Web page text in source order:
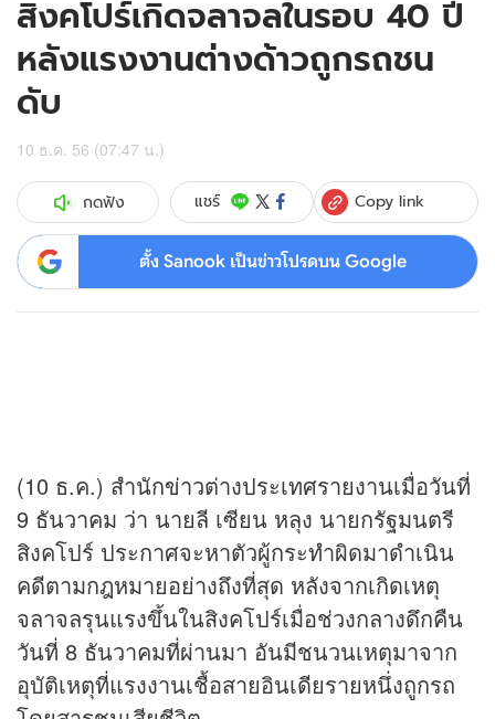
สิงคโปร์เกิดจลาจลในรอบ 40 ปี
หลังแรงงานต่างด้าวถูกรถชน
ดับ
10 ธ.ค. 56 (07:47 น.)
กดฟัง แชร์ Copy link
ตั้ง Sanook เป็นข่าวโปรดบน Google
(10 ธ.ค.) สำนักข่าวต่างประเทศรายงานเมื่อวันที่
9 ธันวาคม ว่า นายลี เซียน หลุง นายกรัฐมนตรี
สิงคโปร์ ประกาศจะหาตัวผู้กระทำผิดมาดำเนิน
คดีตามกฎหมายอย่างถึงที่สุด หลังจากเกิดเหตุ
จลาจลรุนแรงขึ้นในสิงคโปร์เมื่อช่วงกลางดึกคืน
วันที่ 8 ธันวาคมที่ผ่านมา อันมีชนวนเหตุมาจาก
อุบัติเหตุที่แรงงานเชื้อสายอินเดียรายหนึ่งถูกรถ